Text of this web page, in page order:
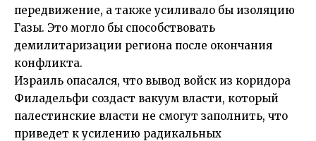
передвижение, а также усиливало бы изоляцию
Газы. Это могло бы способствовать
демилитаризации региона после окончания
конфликта.
Израиль опасался, что вывод войск из коридора
Филадельфи создаст вакуум власти, который
палестинские власти не смогут заполнить, что
приведет к усилению радикальных